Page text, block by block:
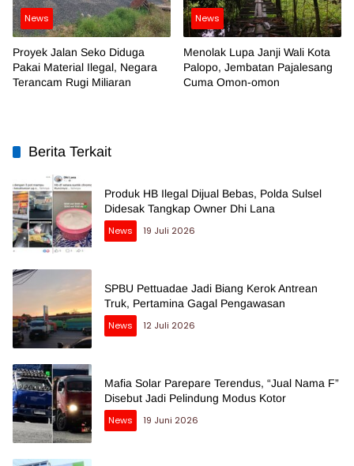
News
Proyek Jalan Seko Diduga
Pakai Material Ilegal, Negara
Terancam Rugi Miliaran
News
Menolak Lupa Janji Wali Kota
Palopo, Jembatan Pajalesang
Cuma Omon-omon
Berita Terkait
Produk HB Ilegal Dijual Bebas, Polda Sulsel
Didesak Tangkap Owner Dhi Lana
News
19 Juli 2026
SPBU Pettuadae Jadi Biang Kerok Antrean
Truk, Pertamina Gagal Pengawasan
News
12 Juli 2026
Mafia Solar Parepare Terendus, “Jual Nama F”
Disebut Jadi Pelindung Modus Kotor
News
19 Juni 2026